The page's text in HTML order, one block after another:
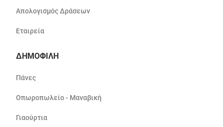
Απολογισμός Δράσεων
Εταιρεία
ΔΗΜΟΦΙΛΗ
Πάνες
Οπωροπωλείο - Μαναβική
Γιαούρτια